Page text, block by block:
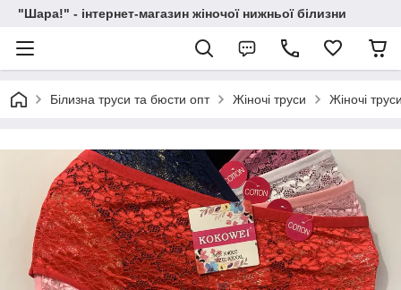
"Шара!" - інтернет-магазин жіночої нижньої білизни
Білизна труси та бюсти опт Жіночі труси Жіночі